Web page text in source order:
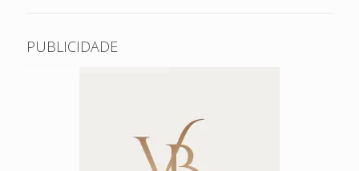
PUBLICIDADE